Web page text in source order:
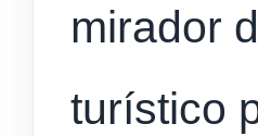
mirador
turístico